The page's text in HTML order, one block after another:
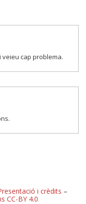
cap problema.
i crèdits –
CC-BY 4.0